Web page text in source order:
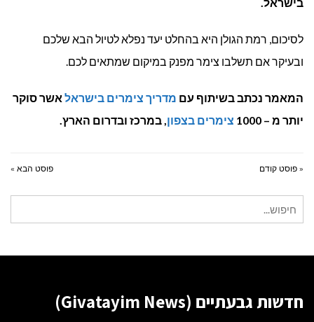
לסיכום, רמת הגולן היא בהחלט יעד נפלא לטיול הבא שלכם
ובעיקר אם תשלבו צימר מפנק במיקום שמתאים לכם.
המאמר נכתב בשיתוף עם מדריך צימרים בישראל אשר סוקר
יותר מ – 1000
צימרים בצפון , במרכז ובדרום הארץ.
« פוסט קודם פוסט הבא »
עבור:
חדשות גבעתיים (Givatayim News)